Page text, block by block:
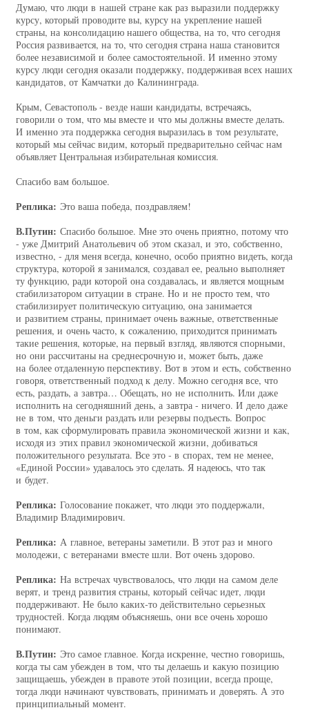
Думаю, что люди в нашей стране как раз выразили поддержку
курсу, который проводите вы, курсу на укрепление нашей
страны, на консолидацию нашего общества, на то, что сегодня
Россия развивается, на то, что сегодня страна наша становится
более независимой и более самостоятельной. И именно этому
курсу люди сегодня оказали поддержку, поддерживая всех наших
кандидатов, от Камчатки до Калининграда.
Крым, Севастополь - везде наши кандидаты, встречаясь,
говорили о том, что мы вместе и что мы должны вместе делать.
И именно эта поддержка сегодня выразилась в том результате,
который мы сейчас видим, который предварительно сейчас нам
объявляет Центральная избирательная комиссия.
Спасибо вам большое.
Реплика: Это ваша победа, поздравляем!
В.Путин: Спасибо большое. Мне это очень приятно, потому что
- уже Дмитрий Анатольевич об этом сказал, и это, собственно,
известно, - для меня всегда, конечно, особо приятно видеть, когда
структура, которой я занимался, создавал ее, реально выполняет
ту функцию, ради которой она создавалась, и является мощным
стабилизатором ситуации в стране. Но и не просто тем, что
стабилизирует политическую ситуацию, она занимается
и развитием страны, принимает очень важные, ответственные
решения, и очень часто, к сожалению, приходится принимать
такие решения, которые, на первый взгляд, являются спорными,
но они рассчитаны на среднесрочную и, может быть, даже
на более отдаленную перспективу. Вот в этом и есть, собственно
говоря, ответственный подход к делу. Можно сегодня все, что
есть, раздать, а завтра… Обещать, но не исполнить. Или даже
исполнить на сегодняшний день, а завтра - ничего. И дело даже
не в том, что деньги раздать или резервы подъесть. Вопрос
в том, как сформулировать правила экономической жизни и как,
исходя из этих правил экономической жизни, добиваться
положительного результата. Все это - в спорах, тем не менее,
«Единой России» удавалось это сделать. Я надеюсь, что так
и будет.
Реплика: Голосование покажет, что люди это поддержали,
Владимир Владимирович.
Реплика: А главное, ветераны заметили. В этот раз и много
молодежи, с ветеранами вместе шли. Вот очень здорово.
Реплика: На встречах чувствовалось, что люди на самом деле
верят, и тренд развития страны, который сейчас идет, люди
поддерживают. Не было каких‑то действительно серьезных
трудностей. Когда людям объясняешь, они все очень хорошо
понимают.
В.Путин: Это самое главное. Когда искренне, честно говоришь,
когда ты сам убежден в том, что ты делаешь и какую позицию
защищаешь, убежден в правоте этой позиции, всегда проще,
тогда люди начинают чувствовать, принимать и доверять. А это
принципиальный момент.